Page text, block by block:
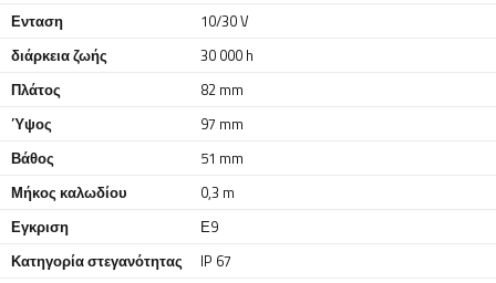
Ενταση
10/30 V
διάρκεια ζωής
30 000 h
Πλάτος
82 mm
Ύψος
97 mm
Βάθος
51 mm
Μήκος καλωδίου
0,3 m
Εγκριση
Ε9
Κατηγορία στεγανότητας
IP 67